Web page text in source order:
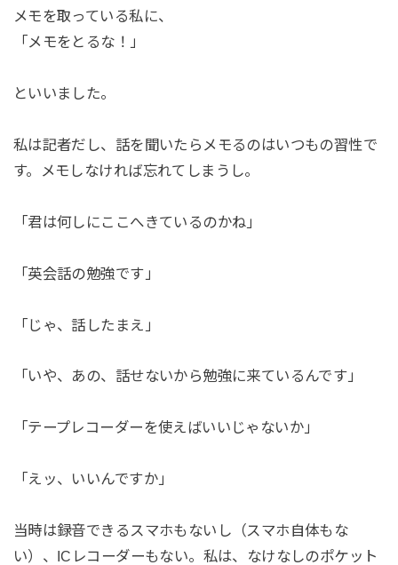
メモを取っている私に、
「メモをとるな！」
といいました。
私は記者だし、話を聞いたらメモるのはいつもの習性で
す。メモしなければ忘れてしまうし。
「君は何しにここへきているのかね」
「英会話の勉強です」
「じゃ、話したまえ」
「いや、あの、話せないから勉強に来ているんです」
「テープレコーダーを使えばいいじゃないか」
「えッ、いいんですか」
当時は録音できるスマホもないし（スマホ自体もな
い）、ICレコーダーもない。私は、なけなしのポケット